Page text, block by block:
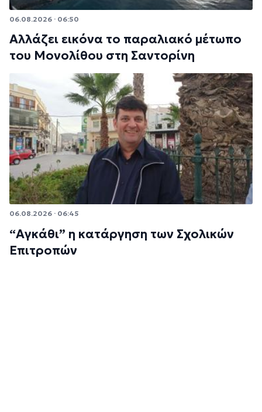
06.08.2026 · 06:50
Αλλάζει εικόνα το παραλιακό μέτωπο
του Μονολίθου στη Σαντορίνη
06.08.2026 · 06:45
“Αγκάθι” η κατάργηση των Σχολικών
Επιτροπών